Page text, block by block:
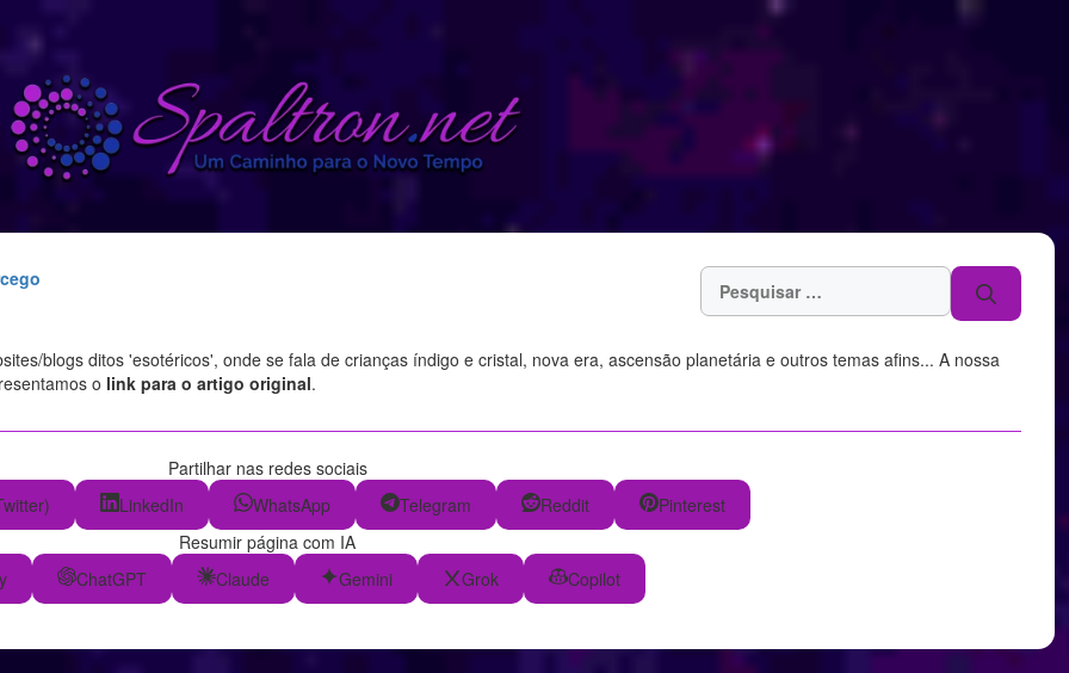
Pesquisar
por:
blogs ditos 'esotéricos', onde se fala de crianças índigo e cristal, nova era, ascensão planetária e outros temas afins... A nossa
o link para o artigo original.
Partilhar nas redes sociais
LinkedIn WhatsApp Telegram Reddit
Pinterest
Resumir página com IA
ChatGPT Claude Gemini Grok Copilot